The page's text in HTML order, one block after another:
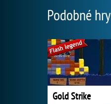
Podobné hry
Gold Strike